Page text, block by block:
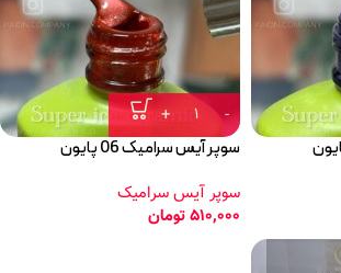
سوپر آیس سرامیک 06 پایون
سوپر آیس سرامیک
510,000تومان